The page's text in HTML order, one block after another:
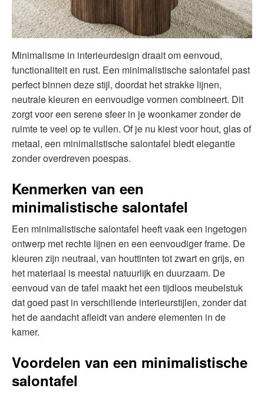
Minimalisme in interieurdesign draait om eenvoud,
functionaliteit en rust. Een minimalistische salontafel past
perfect binnen deze stijl, doordat het strakke lijnen,
neutrale kleuren en eenvoudige vormen combineert. Dit
zorgt voor een serene sfeer in je woonkamer zonder de
ruimte te veel op te vullen. Of je nu kiest voor hout, glas of
metaal, een minimalistische salontafel biedt elegantie
zonder overdreven poespas.
Kenmerken van een
minimalistische salontafel
Een minimalistische salontafel heeft vaak een ingetogen
ontwerp met rechte lijnen en een eenvoudiger frame. De
kleuren zijn neutraal, van houttinten tot zwart en grijs, en
het materiaal is meestal natuurlijk en duurzaam. De
eenvoud van de tafel maakt het een tijdloos meubelstuk
dat goed past in verschillende interieurstijlen, zonder dat
het de aandacht afleidt van andere elementen in de
kamer.
Voordelen van een minimalistische
salontafel